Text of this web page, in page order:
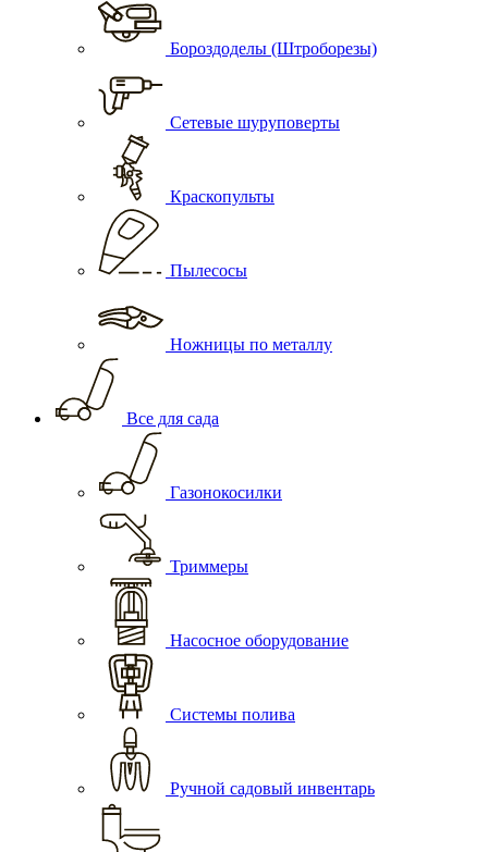
Бороздоделы (Штроборезы)
Сетевые шуруповерты
Краскопульты
Пылесосы
Ножницы по металлу
Все для сада
Газонокосилки
Триммеры
Насосное оборудование
Системы полива
Ручной садовый инвентарь